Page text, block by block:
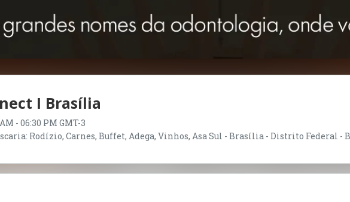
I Brasília
- 06:30 PM GMT-3
Rodízio, Carnes, Buffet, Adega, Vinhos, Asa Sul - Brasília - Distrito Federal -